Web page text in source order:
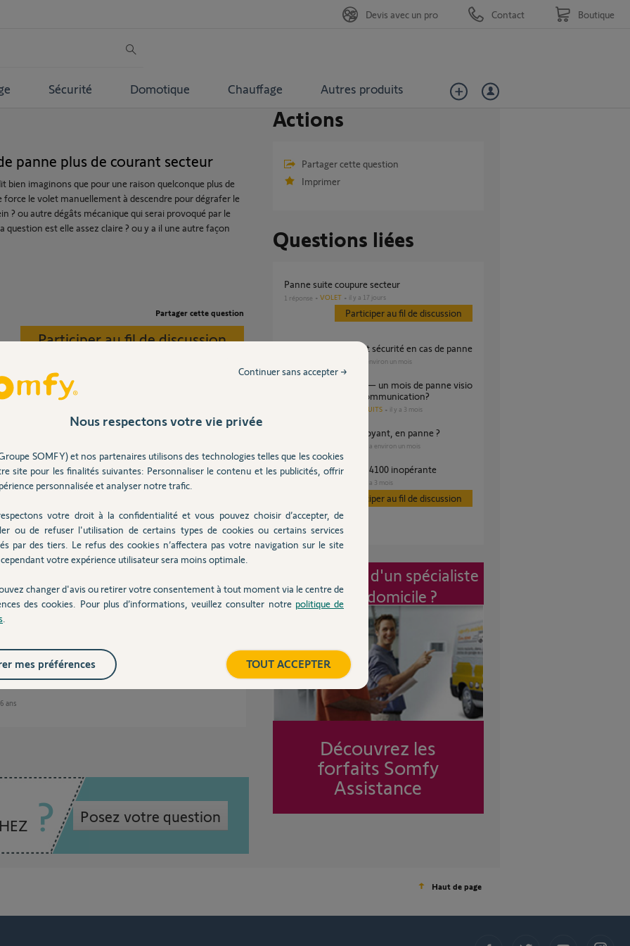
Sécurité Domotique Chauffage Autres produits
Devis avec un pro Contact Boutique
panne plus de courant secteur
bien imaginons que pour une raison quelconque plus de
le volet manuellement à descendre pour dégrafer le
? ou autre dégâts mécanique qui serai provoqué par le
est elle assez claire ? ou y a il une autre façon
Partager cette question
Participer au fil de discussion
la fermeture d'un tablier de volet roulant.
possible. En tout état de cause, si vous
ans
ne faut surtout pas forcer sur le moteur,
puis, ouvrir le coffre, et enfin dérouler le
ans
Posez votre question
Actions
Partager cette question
Imprimer
Questions liées
panne suite coupure secteur
1 réponse VOLET il y a 17 jours
Participer au fil de discussion
Moteur SUNEA 50 et sécurité en cas de panne
il y a environ un mois
V500 sans aucune communication?
AUTRES PRODUITS il y a 3 mois
Link branché sans voyant, en panne ?
il y a environ un mois
Batterie portail SGA 4100 inopérante
il y a 3 mois
Participer au fil de discussion
Intervention d'un spécialiste
à mon domicile ?
Découvrez les
forfaits Somfy
Assistance
Haut de page
Nous respectons votre vie privée
SOMFY) et nos partenaires utilisons des technologies telles que les cookies
site pour les finalités suivantes: Personnaliser le contenu et les publicités, offrir
personnalisée et analyser notre trafic.
votre droit à la confidentialité et vous pouvez choisir d’accepter, de
ou de refuser l'utilisation de certains types de cookies ou certains services
par des tiers. Le refus des cookies n’affectera pas votre navigation sur le site
votre expérience utilisateur sera moins optimale.
changer d'avis ou retirer votre consentement à tout moment via le centre de
des cookies. Pour plus d’informations, veuillez consulter notre politique de
Continuer sans accepter →
TOUT ACCEPTER
mes préférences